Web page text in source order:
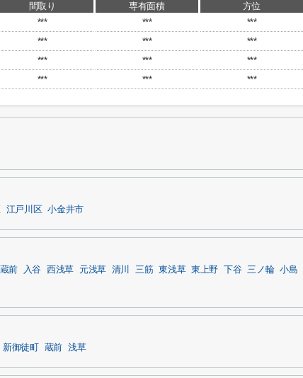
間取り 専有面積 方位
*** *** ***
*** *** ***
*** *** ***
*** *** ***
江戸川区 小金井市
蔵前 入谷 西浅草 元浅草 清川 三筋 東浅草 東上野 下谷 三ノ輪 小島
新御徒町 蔵前 浅草